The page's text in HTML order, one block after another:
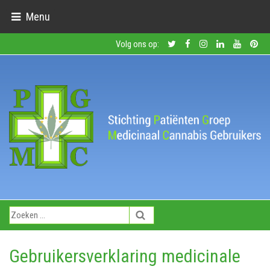
Menu
Volg ons op:
Gebruikersverklaring medicinale